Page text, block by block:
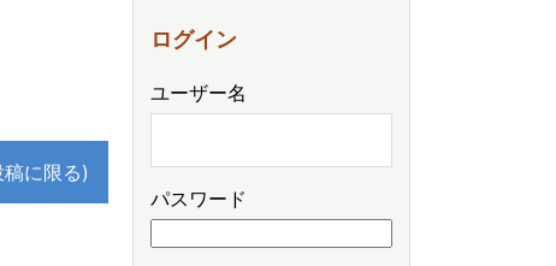
に限る)
ログイン
ユーザー名
パスワード